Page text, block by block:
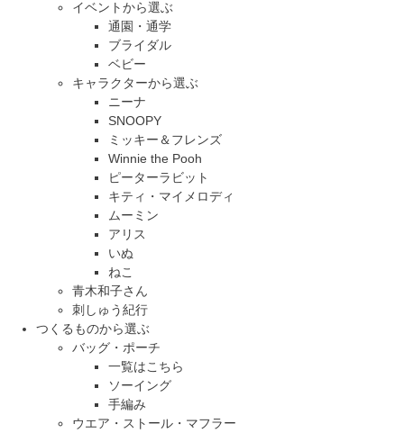
イベントから選ぶ
通園・通学
ブライダル
ベビー
キャラクターから選ぶ
ニーナ
SNOOPY
ミッキー＆フレンズ
Winnie the Pooh
ピーターラビット
キティ・マイメロディ
ムーミン
アリス
いぬ
ねこ
青木和子さん
刺しゅう紀行
つくるものから選ぶ
バッグ・ポーチ
一覧はこちら
ソーイング
手編み
ウエア・ストール・マフラー